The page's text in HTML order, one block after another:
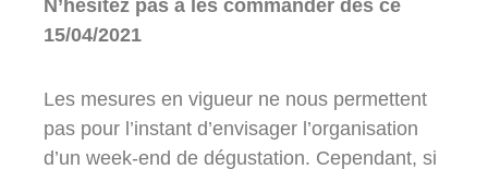
N’hésitez pas à les commander dès ce
15/04/2021
Les mesures en vigueur ne nous permettent
pas pour l’instant d’envisager l’organisation
d’un week-end de dégustation. Cependant, si